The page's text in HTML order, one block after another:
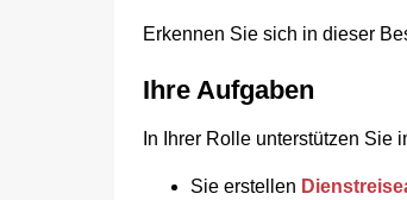
Erkennen Sie sich in dieser
Ihre Aufgaben
In Ihrer Rolle unterstützen Sie
Sie erstellen